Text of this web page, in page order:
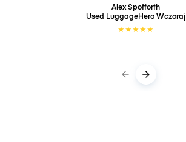
Alex Spofforth
Used LuggageHeroWczoraj
★★★★★